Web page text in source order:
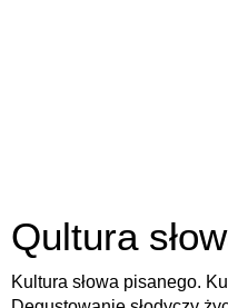
Qultura
Kultura słowa pisanego.